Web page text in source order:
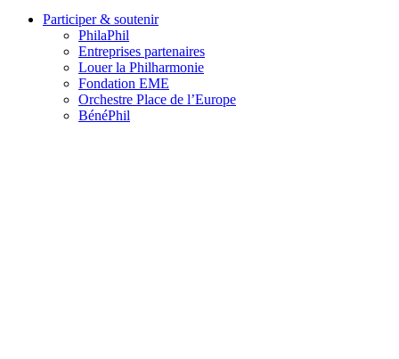
Participer & soutenir
PhilaPhil
Entreprises partenaires
Louer la Philharmonie
Fondation EME
Orchestre Place de l’Europe
BénéPhil